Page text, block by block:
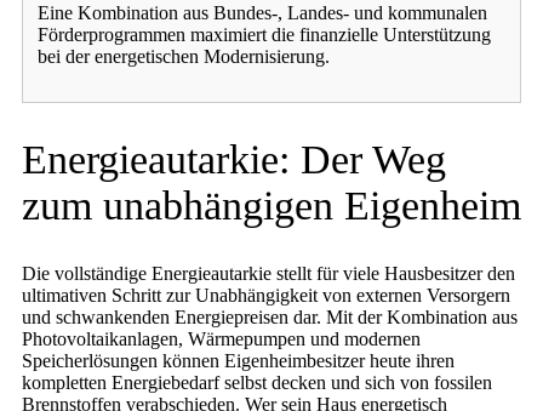
Eine Kombination aus Bundes-, Landes- und kommunalen
Förderprogrammen maximiert die finanzielle Unterstützung
bei der energetischen Modernisierung.
Energieautarkie: Der Weg
zum unabhängigen Eigenheim
Die vollständige Energieautarkie stellt für viele Hausbesitzer den
ultimativen Schritt zur Unabhängigkeit von externen Versorgern
und schwankenden Energiepreisen dar. Mit der Kombination aus
Photovoltaikanlagen, Wärmepumpen und modernen
Speicherlösungen können Eigenheimbesitzer heute ihren
kompletten Energiebedarf selbst decken und sich von fossilen
Brennstoffen verabschieden. Wer sein Haus energetisch